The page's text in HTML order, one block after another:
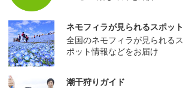
ネモフィラが見られるスポット
全国のネモフィラが見られるス
ポット情報などをお届け
潮干狩りガイド